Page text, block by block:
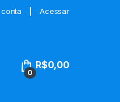
Acessar
My Account
0
R$0,00